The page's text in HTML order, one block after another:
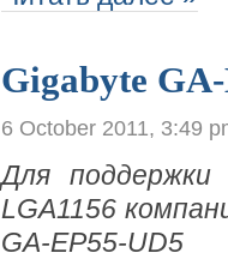
Gigabyte
6 October 2011, 3:49
Для поддержки
LGA1156
GA-EP55-UD5